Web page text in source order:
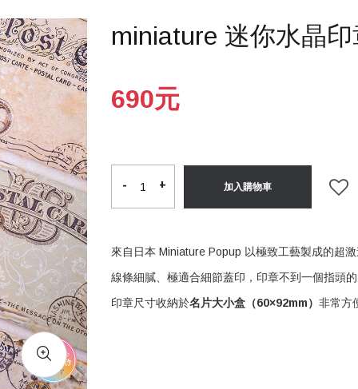
miniature 迷你水晶
690元
- +
- + 加入購物車
來自日本 Miniature Popup 以極致工藝製成的超
線條細膩、極適合細節蓋印，印章不到一個指頭
印章尺寸收納於名片大小盒（60×92mm） 非常方